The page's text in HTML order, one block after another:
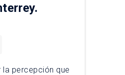
percepción que